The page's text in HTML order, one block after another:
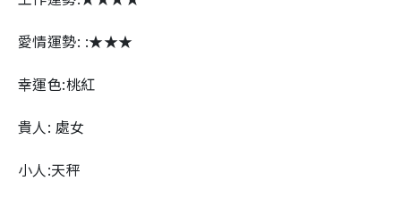
愛情運勢: :★★★
幸運色:桃紅
貴人: 處女
小人:天秤